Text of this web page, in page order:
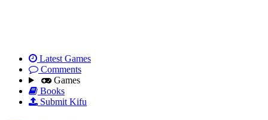
Latest Games
Comments
Games
Books
Submit Kifu